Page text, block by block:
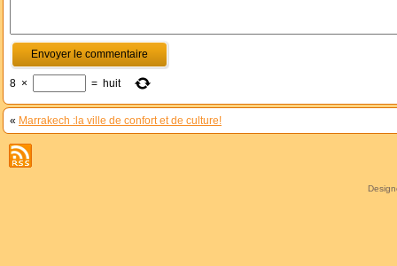
8 × = huit
« Marrakech :la ville de confort et de culture!